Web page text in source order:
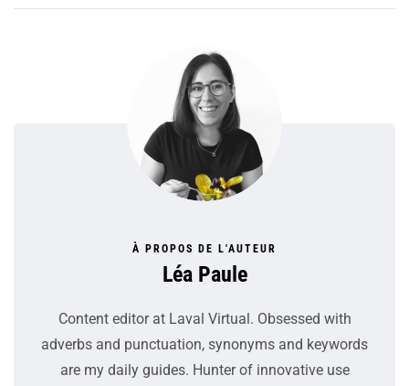
À PROPOS DE L'AUTEUR
Léa Paule
Content editor at Laval Virtual. Obsessed with
adverbs and punctuation, synonyms and keywords
are my daily guides. Hunter of innovative use